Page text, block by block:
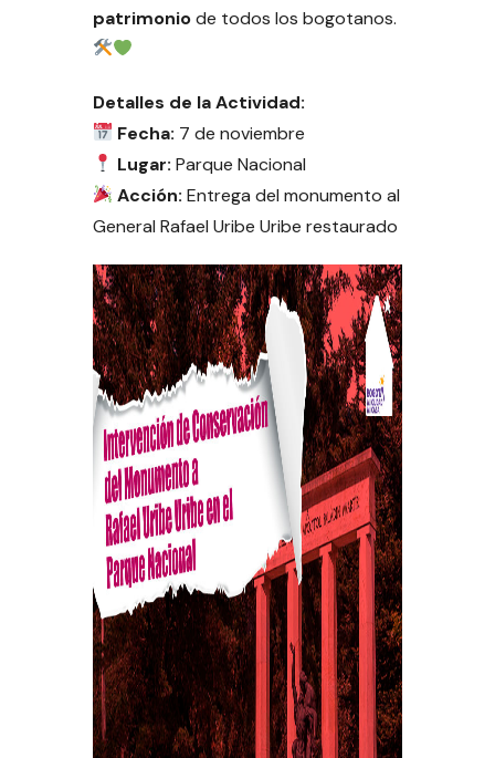
patrimoniode todos los bogotanos.
Detalles de la Actividad:
Fecha: 7 de noviembre
Lugar: Parque Nacional
Acción: Entrega del monumento al
General Rafael Uribe Uribe restaurado